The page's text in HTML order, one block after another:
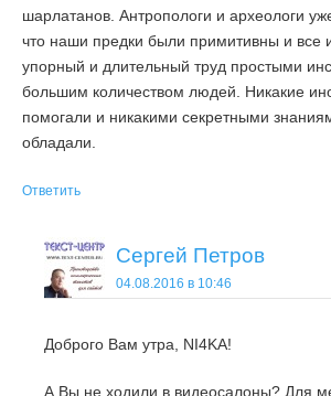
шарлатанов. Антропологи и археологи
что наши предки были примитивны и все
упорный и длительный труд простыми
большим количеством людей. Никакие
помогали и никакими секретными
обладали.
Ответить
Сергей Петров
04.08.2016 в 10:46
Доброго Вам утра, NI4KA!
А Вы не ходили в видеосалоны? Для